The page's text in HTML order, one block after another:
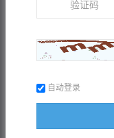
自动登录